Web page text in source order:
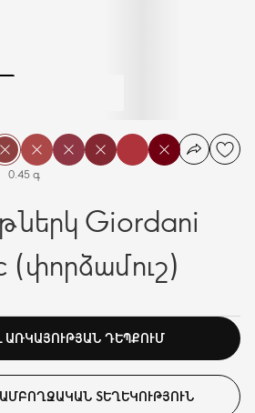
Giordani
(փորձամուշ)
0.45 գ
ԱՌԿԱՅՈՒԹՅԱՆ ԴԵՊՔՈՒՄ
ՏԵՂԵԿՈՒԹՅՈՒՆ